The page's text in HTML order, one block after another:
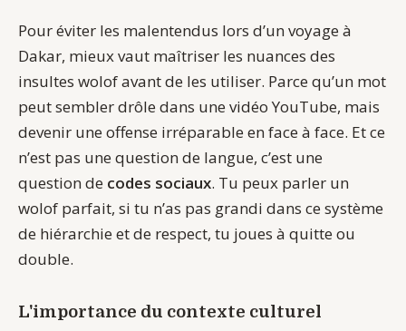
Pour éviter les malentendus lors d’un voyage à
Dakar, mieux vaut maîtriser les nuances des
insultes wolof avant de les utiliser. Parce qu’un mot
peut sembler drôle dans une vidéo YouTube, mais
devenir une offense irréparable en face à face. Et ce
n’est pas une question de langue, c’est une
question de codes sociaux. Tu peux parler un
wolof parfait, si tu n’as pas grandi dans ce système
de hiérarchie et de respect, tu joues à quitte ou
double.
L'importance du contexte culturel